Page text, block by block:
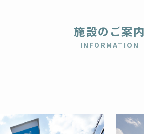
施設のご案内
INFORMATION